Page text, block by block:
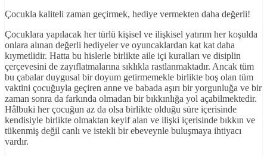
Çocukla kaliteli zaman geçirmek, hediye vermekten daha değerli!
Çocuklara yapılacak her türlü kişisel ve ilişkisel yatırım her koşulda
onlara alınan değerli hediyeler ve oyuncaklardan kat kat daha
kıymetlidir. Hatta bu hislerle birlikte aile içi kuralları ve disiplin
çerçevesini de zayıflatmalarına sıklıkla rastlanmaktadır. Ancak tüm
bu çabalar duygusal bir doyum getirmemekle birlikte boş olan tüm
vaktini çocuğuyla geçiren anne ve babada aşırı bir yorgunluğa ve bir
zaman sonra da farkında olmadan bir bıkkınlığa yol açabilmektedir.
Hâlbuki her çocuğun az da olsa birlikte olduğu süre içerisinde
kendisiyle birlikte olmaktan keyif alan ve ilişki içerisinde bıkkın ve
tükenmiş değil canlı ve istekli bir ebeveynle buluşmaya ihtiyacı
vardır.